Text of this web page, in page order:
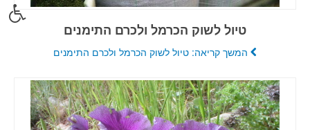
טיול לשוק הכרמל ולכרם התימנים
המשך קריאה: טיול לשוק הכרמל ולכרם התימנים